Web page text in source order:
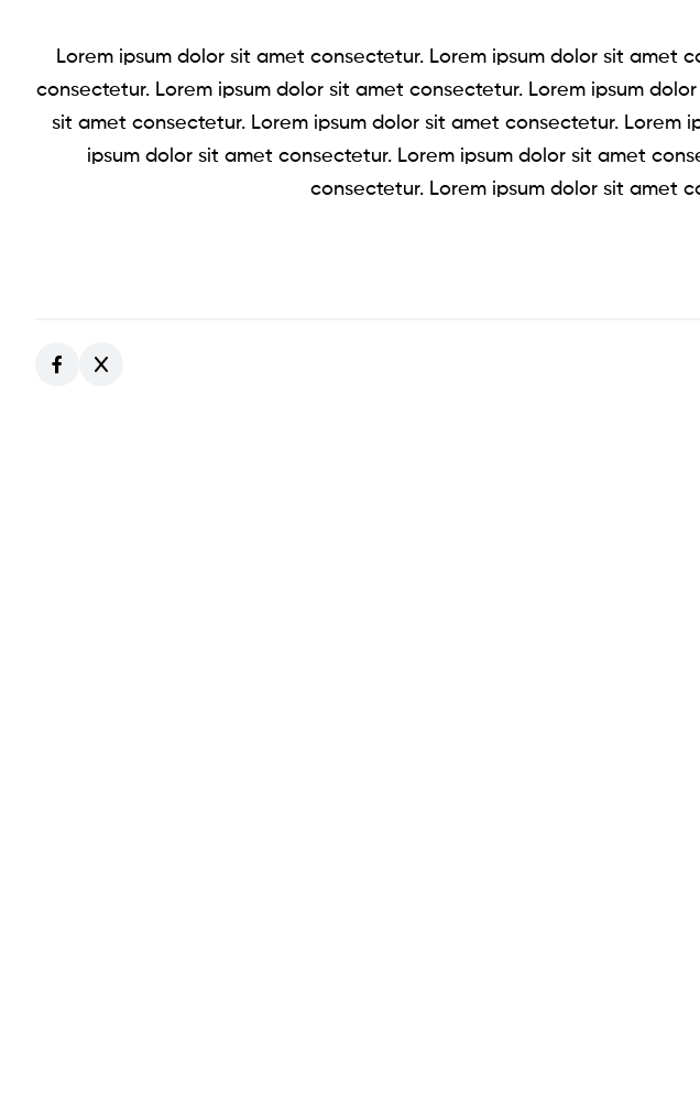
Lorem ipsum dolor sit amet consectetur. Lorem ipsum dolor sit amet
consectetur. Lorem ipsum dolor sit amet consectetur. Lorem ipsum
sit amet consectetur. Lorem ipsum dolor sit amet consectetur. Lorem
ipsum dolor sit amet consectetur. Lorem ipsum dolor sit amet
consectetur. Lorem ipsum dolor sit amet